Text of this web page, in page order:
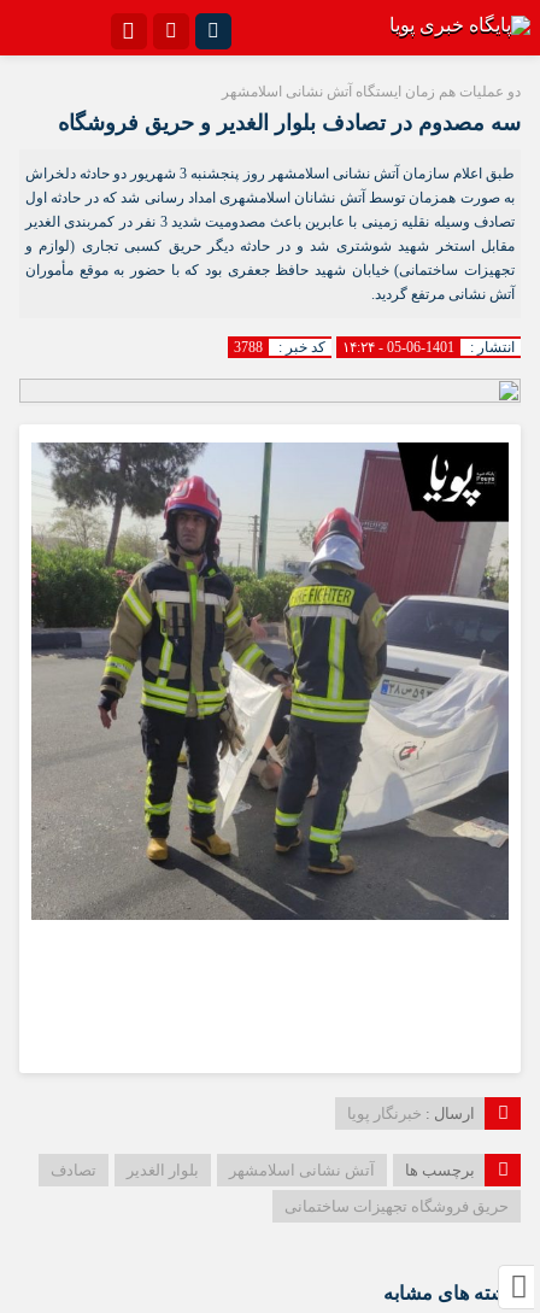
سروش ایتا
آپارات اپلیکیشن
دو عملیات هم زمان ایستگاه آتش نشانی اسلامشهر
سه مصدوم در تصادف بلوار الغدیر و حریق فروشگاه
طبق اعلام سازمان آتش نشانی اسلامشهر روز پنجشنبه 3 شهریور دو حادثه دلخراش
به صورت همزمان توسط آتش نشانان اسلامشهری امداد رسانی شد که در حادثه اول
تصادف وسیله نقلیه زمینی با عابرین باعث مصدومیت شدید 3 نفر در کمربندی الغدیر
مقابل استخر شهید شوشتری شد و در حادثه دیگر حریق کسبی تجاری (لوازم و
تجهیزات ساختمانی) خیابان شهید حافظ جعفری بود که با حضور به موقع مأموران
آتش نشانی مرتفع گردید.
انتشار : 1401-06-05 - ۱۴:۲۴ کد خبر : 3788
ارسال : خبرنگار پویا
برچسب ها آتش نشانی اسلامشهر بلوار الغدیر
تصادف
حریق فروشگاه تجهیزات ساختمانی
نوشته های مشابه